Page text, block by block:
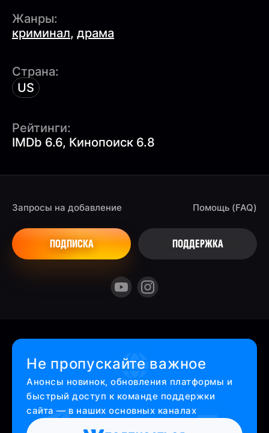
Жанры:
криминал, драма
Страна:
US
Рейтинги:
IMDb 6.6, Кинопоиск 6.8
Запросы на добавление
ПОДПИСКА
Помощь (FAQ)
ПОДДЕРЖКА
Не пропускайте важное
Анонсы новинок, обновления платформы и
быстрый доступ к команде поддержки
сайта — в наших основных каналах